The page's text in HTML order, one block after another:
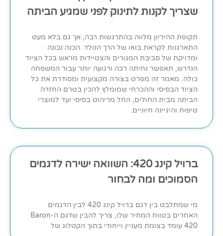
שצריך לקנות לתינוק לפני שמגיע הביתה
תקופת ההיריון מלווה בהתרגשות רבה, אך גם בלא מעט
התארגנות לקראת בואו של הרך הנולד. הכנה נכונה
ומדויקת של סביבת המגורים והצטיידות מראש בכל הציוד
הנדרש, תאפשר נחיתה רכה ורגועה יותר עבור המשפחה
כולה. מאמר זה מפרט בצורה מקצועית ומסודרת את כל
הציוד הבסיסי וההכרחי שמומלץ להכין בטרם החזרה
הביתה מבית החולים, החל מריהוט בסיסי ועד למוצרי
טיפוח והיגיינה חיוניים.
ברויל קינג 420: השוואה ישירה לדגמים
הסמוכים ומה לבחור
מי שמתלבט בין דגם ברויל קינג 420 לבין הדגמים
האחרים בטווח המחיר שלו, צריך להבין שדגם ה-Baron
420 עומד בצומת מעניין וייחודי בתוך הקטלוג של